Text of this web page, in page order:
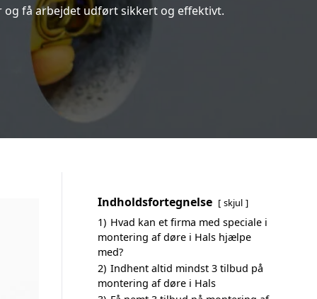
og få arbejdet udført sikkert og effektivt.
Indholdsfortegnelse skjul
1) Hvad kan et firma med speciale i
montering af døre i Hals hjælpe
med?
2) Indhent altid mindst 3 tilbud på
montering af døre i Hals